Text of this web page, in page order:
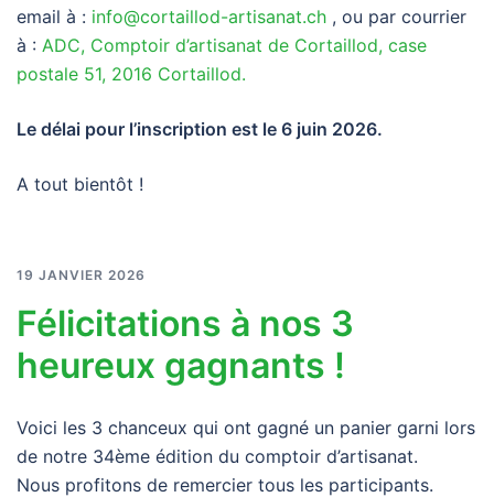
email à : info@cortaillod-artisanat.ch , ou par courrier
à : ADC, Comptoir d’artisanat de Cortaillod, case
postale 51, 2016 Cortaillod.
Le délai pour l’inscription est le 6 juin 2026.
A tout bientôt !
19 JANVIER 2026
Félicitations à nos 3
heureux gagnants !
Voici les 3 chanceux qui ont gagné un panier garni lors
de notre 34ème édition du comptoir d’artisanat.
Nous profitons de remercier tous les participants.